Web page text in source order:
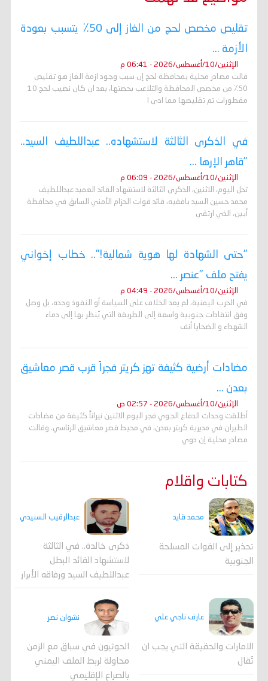
تقليص مخصص لحج من الغاز إلى 50٪ يتسبب بعودة
الأزمة ...
الإثنين/10/أغسطس/2026 - 06:41 م
قالت مصادر محلية بمحافظة لحج إن سبب وجود ازمة الغاز هو تقليص
50٪ من مخصص المحافظة والتلاعب بحصتها، بعد ان كان نصيب لحج 10
مقطورات تم تقليصها مما ادى ا
في الذكرى الثالثة لاستشهاده.. عبداللطيف السيد..
"قاهر الإرها ...
الإثنين/10/أغسطس/2026 - 06:09 م
تحل اليوم، الاثنين، الذكرى الثالثة لاستشهاد القائد العميد عبداللطيف
محمد حسين السيد بافقيه، قائد قوات الحزام الأمني السابق في محافظة
أبين، الذي ارتقى
"حتى الشهادة لها هوية شمالية!".. خطاب إخواني
يفتح ملف "عنصر ...
الإثنين/10/أغسطس/2026 - 04:49 م
في الحرب اليمنية، لم يعد الخلاف على السياسة أو النفوذ وحده، بل وصل
وفق انتقادات جنوبية واسعة إلى الطريقة التي يُنظر بها إلى دماء
الشهداء و الضحايا أنف
مضادات أرضية كثيفة تهز كريتر فجراً قرب قصر معاشيق
بعدن ...
الإثنين/10/أغسطس/2026 - 02:57 ص
أطلقت وحدات الدفاع الجوي فجر اليوم الاثنين نيراناً كثيفة من مضادات
الطيران في مديرية كريتر بعدن، في محيط قصر معاشيق الرئاسي. وقالت
مصادر محلية إن دوي
كتابات واقلام
محمد قايد
تحذير إلى القوات المسلحة
الجنوبية
عبدالرقيب السنيدي
ذكرى خالدة.. في الثالثة
لاستشهاد القائد البطل
عبداللطيف السيد ورفاقه الأبرار
عارف ناجي علي
الامارات والحقيقة التي يجب ان
تُقال
نشوان نصر
الحوثيون في سباق مع الزمن
محاولة لربط الملف اليمني
بالصراع الإقليمي